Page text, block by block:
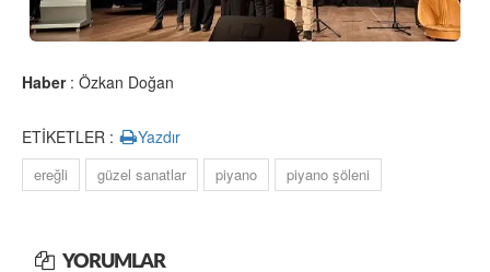
Haber: Özkan Doğan
ETİKETLER : Yazdır
ereğli güzel sanatlar piyano piyano şöleni
YORUMLAR